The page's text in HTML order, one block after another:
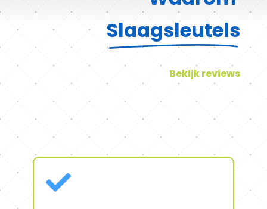
Slaagsleutels
Bekijk reviews
